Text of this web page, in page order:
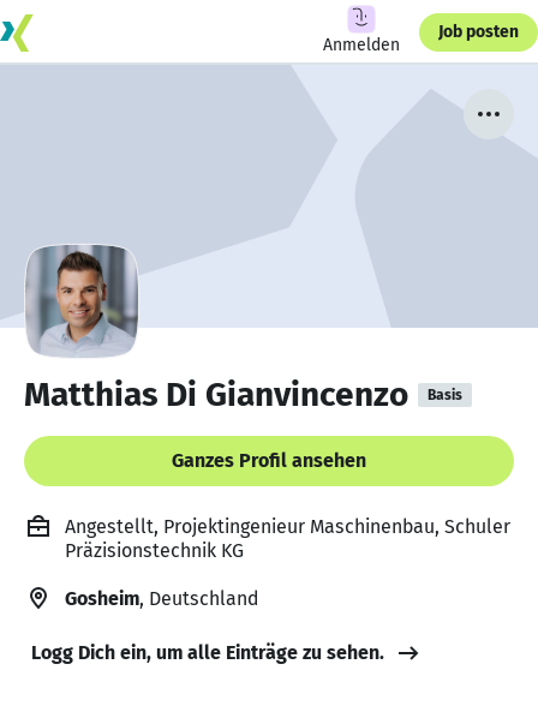
Anmelden
Job posten
Matthias Di Gianvincenzo Basis
Ganzes Profil ansehen
Angestellt, Projektingenieur Maschinenbau, Schuler
Präzisionstechnik KG
Gosheim, Deutschland
Logg Dich ein, um alle Einträge zu sehen.